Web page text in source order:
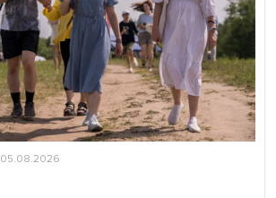
05.08.2026